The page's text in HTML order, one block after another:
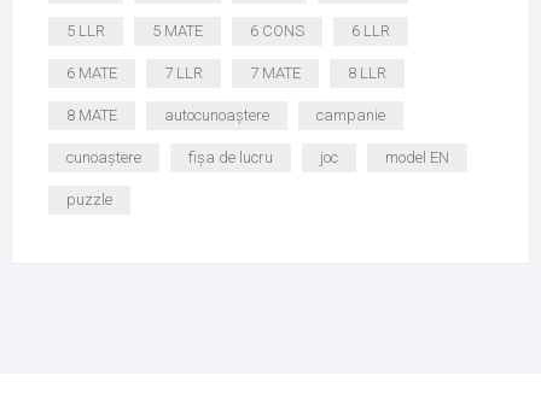
5 LLR 5 MATE 6 CONS 6 LLR
6 MATE 7 LLR 7 MATE 8 LLR
8 MATE autocunoaștere campanie
cunoaștere fișa de lucru joc model EN
puzzle